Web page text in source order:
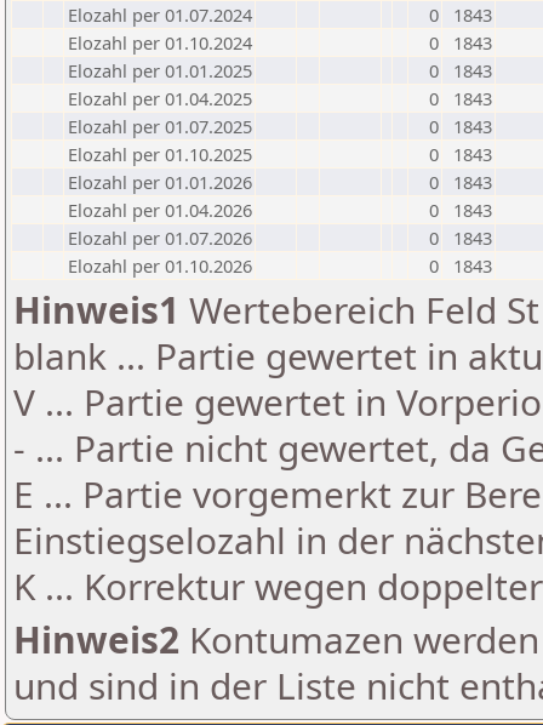
Elozahl per 01.07.2024
0
1843
Elozahl per 01.10.2024
0
1843
Elozahl per 01.01.2025
0
1843
Elozahl per 01.04.2025
0
1843
Elozahl per 01.07.2025
0
1843
Elozahl per 01.10.2025
0
1843
Elozahl per 01.01.2026
0
1843
Elozahl per 01.04.2026
0
1843
Elozahl per 01.07.2026
0
1843
Elozahl per 01.10.2026
0 1843
Hinweis1 Wertebereich Feld
blank ... Partie gewertet in
V ... Partie gewertet in
- ... Partie nicht gewertet, da
E ... Partie vorgemerkt zur
Einstiegselozahl in der
K ... Korrektur wegen
Hinweis2 Kontumazen
und sind in der Liste nicht